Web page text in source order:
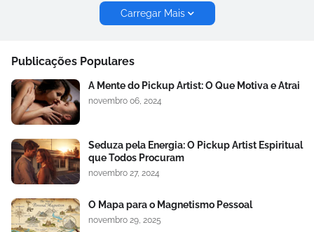
Carregar Mais
Publicações Populares
A Mente do Pickup Artist: O Que Motiva e Atrai
novembro 06, 2024
Seduza pela Energia: O Pickup Artist Espiritual
que Todos Procuram
novembro 27, 2024
O Mapa para o Magnetismo Pessoal
novembro 29, 2025